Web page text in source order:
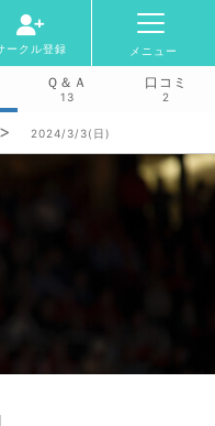
ークル登録 メニュー
Ｑ＆Ａ
13
口コミ
2
2024/3/3(日)